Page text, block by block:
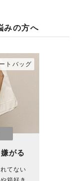
みの方へ
がる
てない
トバッグ